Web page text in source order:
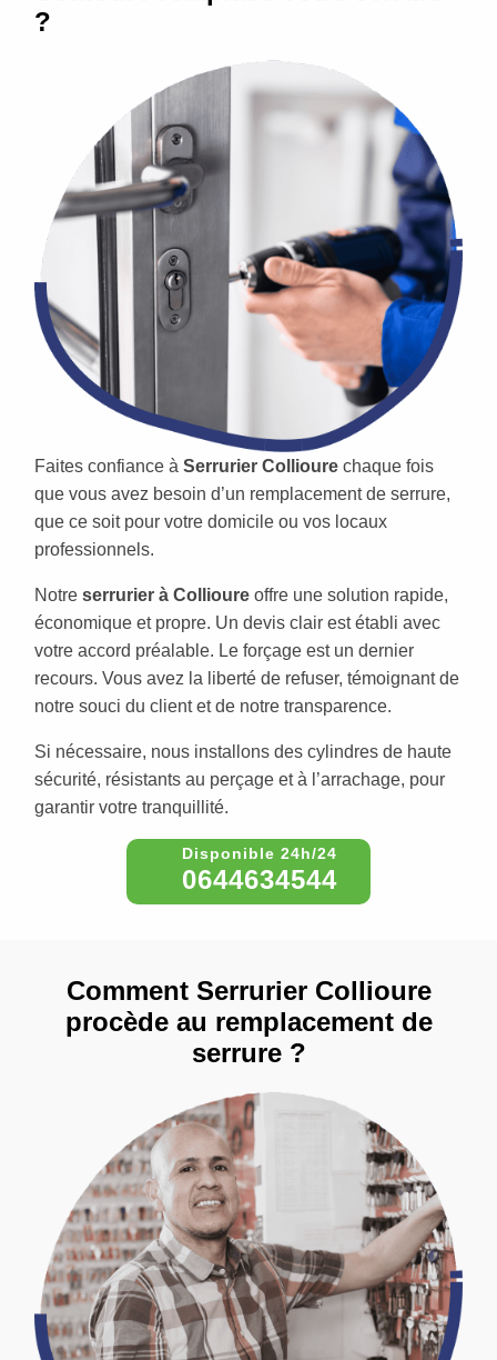
?
Faites confiance à Serrurier Collioure chaque fois
que vous avez besoin d’un remplacement de serrure,
que ce soit pour votre domicile ou vos locaux
professionnels.
Notre serrurier à Collioure offre une solution rapide,
économique et propre. Un devis clair est établi avec
votre accord préalable. Le forçage est un dernier
recours. Vous avez la liberté de refuser, témoignant de
notre souci du client et de notre transparence.
Si nécessaire, nous installons des cylindres de haute
sécurité, résistants au perçage et à l’arrachage, pour
garantir votre tranquillité.
0644634544
Comment Serrurier Collioure
procède au remplacement de
serrure ?